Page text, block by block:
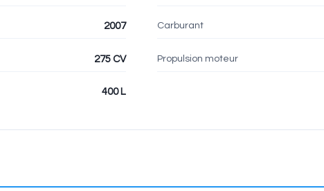
2007 Carburant
275 CV Propulsion moteur
400 L